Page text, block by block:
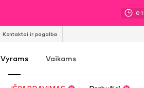
01
Kontaktai ir pagalba
Vyrams Vaikams